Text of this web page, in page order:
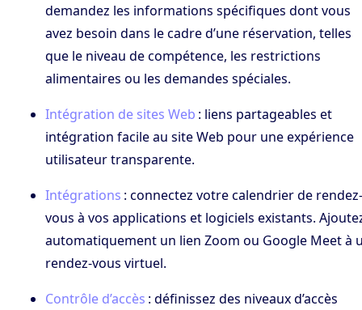
demandez les informations spécifiques dont vous
avez besoin dans le cadre d’une réservation, telles
que le niveau de compétence, les restrictions
alimentaires ou les demandes spéciales.
Intégration de sites Web : liens partageables et
intégration facile au site Web pour une expérience
utilisateur transparente.
Intégrations : connectez votre calendrier de rendez-
vous à vos applications et logiciels existants.
automatiquement un lien Zoom ou Google Meet à
rendez-vous virtuel.
Contrôle d’accès : définissez des niveaux d’accès